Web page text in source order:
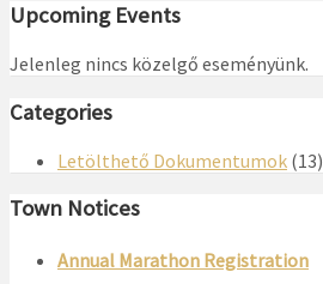
Upcoming Events
Jelenleg nincs közelgő eseményünk.
Categories
Letölthető Dokumentumok (13)
Town Notices
Annual Marathon Registration